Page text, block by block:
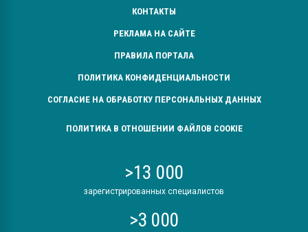
КОНТАКТЫ
РЕКЛАМА НА САЙТЕ
ПРАВИЛА ПОРТАЛА
ПОЛИТИКА КОНФИДЕНЦИАЛЬНОСТИ
СОГЛАСИЕ НА ОБРАБОТКУ ПЕРСОНАЛЬНЫХ ДАННЫХ
ПОЛИТИКА В ОТНОШЕНИИ ФАЙЛОВ COOKIE
>13 000
зарегистрированных специалистов
>3 000